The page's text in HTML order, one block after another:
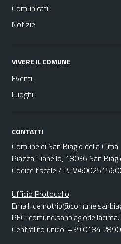
Comunicati
Notizie
VIVERE IL COMUNE
Eventi
Luoghi
CONTATTI
Comune di San Biagio della Cima
Piazza Pianello, 18036 San
Codice fiscale / P.
Ufficio Protocollo
Email:
PEC:
Centralino unico: +39 0184